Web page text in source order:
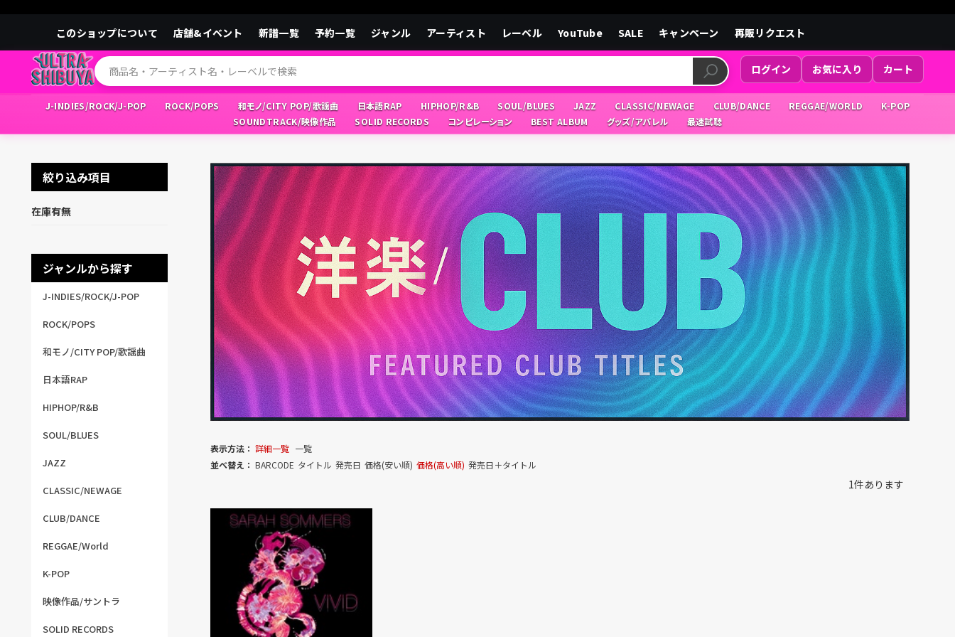
このショップについて 店舗&イベント 新譜一覧 予約一覧 ジャンル アーティスト レーベル YouTube SALE キャンペーン 再販リクエスト
ログイン お気に入り カート
J-INDIES/ROCK/J-POP ROCK/POPS 和モノ/CITY POP/歌謡曲 日本語RAP HIPHOP/R&B SOUL/BLUES JAZZ CLASSIC/NEWAGE CLUB/DANCE REGGAE/WORLD
K-POP
SOUNDTRACK/映像作品
SOLID RECORDS コンピレーション BEST ALBUM グッズ/アパレル 最速試聴
絞り込み項目
在庫有無
ジャンルから探す
J-INDIES/ROCK/J-POP
ROCK/POPS
和モノ/CITY POP/歌謡曲
日本語RAP
HIPHOP/R&B
SOUL/BLUES
JAZZ
CLASSIC/NEWAGE
CLUB/DANCE
REGGAE/World
K-POP
映像作品/サントラ
SOLID RECORDS
表示方法： 詳細一覧 一覧
並べ替え： BARCODE タイトル 発売日 価格(安い順) 価格(高い順) 発売日＋タイトル
1件あります